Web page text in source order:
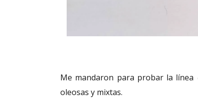
Me mandaron para probar la línea
oleosas y mixtas.